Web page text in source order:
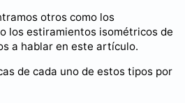
otros como los
los estiramientos isométricos de
a hablar en este artículo.
de cada uno de estos tipos por